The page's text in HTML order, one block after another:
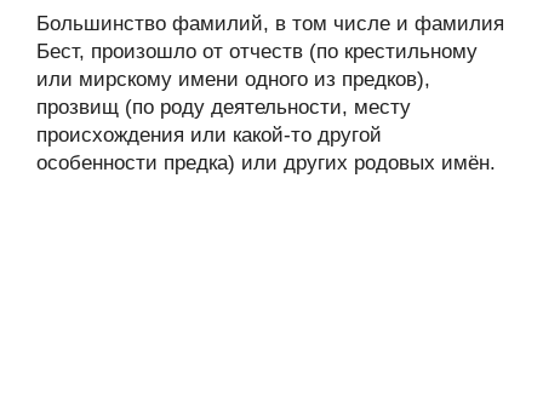
Большинство фамилий, в том числе и фамилия
Бест, произошло от отчеств (по крестильному
или мирскому имени одного из предков),
прозвищ (по роду деятельности, месту
происхождения или какой-то другой
особенности предка) или других родовых имён.